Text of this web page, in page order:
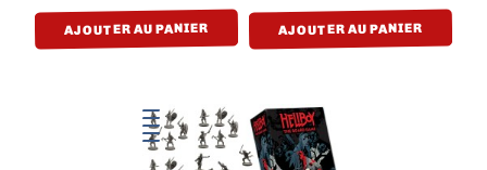
AJOUTER AU PANIER AJOUTER AU PANIER